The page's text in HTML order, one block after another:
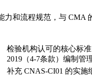
和流程规范，与 CMA
检验机构认可的核心标
2019（4-7条款）编制管
补充 CNAS-CI01 的实